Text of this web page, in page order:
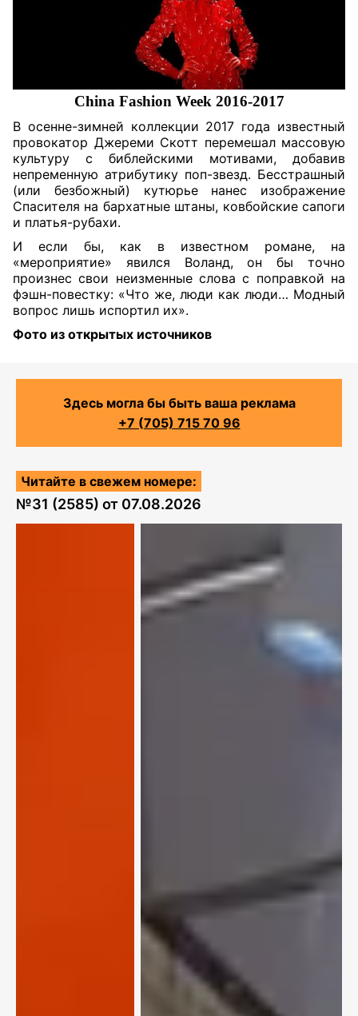
China Fashion Week 2016-2017
В осенне-зимней коллекции 2017 года известный
провокатор Джереми Скотт перемешал массовую
культуру с библейскими мотивами, добавив
непременную атрибутику поп-звезд. Бесстрашный
(или безбожный) кутюрье нанес изображение
Спасителя на бархатные штаны, ковбойские сапоги
и платья-рубахи.
И если бы, как в известном романе, на
«мероприятие» явился Воланд, он бы точно
произнес свои неизменные слова с поправкой на
фэшн-повестку: «Что же, люди как люди… Модный
вопрос лишь испортил их».
Фото из открытых источников
Здесь могла бы быть ваша реклама
+7 (705) 715 70 96
Читайте в свежем номере:
№31 (2585) от 07.08.2026